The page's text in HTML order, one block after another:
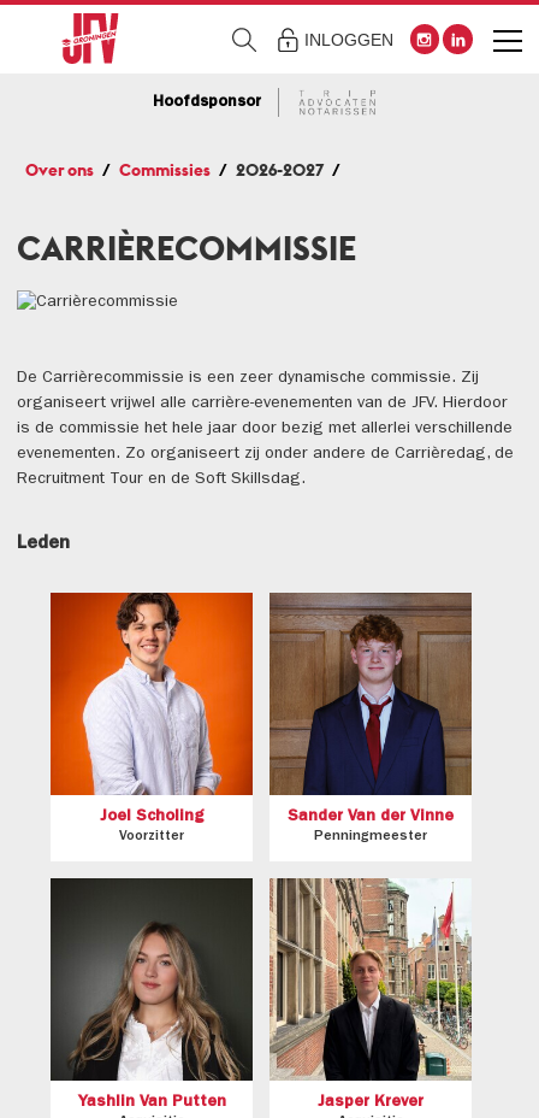
INLOGGEN
Hoofdsponsor
Over ons Commissies 2026-2027
CARRIÈRECOMMISSIE
De Carrièrecommissie is een zeer dynamische commissie. Zij
organiseert vrijwel alle carrière-evenementen van de JFV. Hierdoor
is de commissie het hele jaar door bezig met allerlei verschillende
evenementen. Zo organiseert zij onder andere de Carrièredag, de
Recruitment Tour en de Soft Skillsdag.
Leden
Joel Scholing
Voorzitter
Sander Van der Vinne
Penningmeester
Yashlin Van Putten Jasper Krever